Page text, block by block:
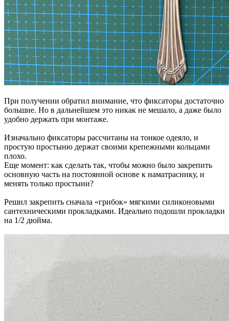
При получении обратил внимание, что фиксаторы достаточно
большие. Но в дальнейшем это никак не мешало, а даже было
удобно держать при монтаже.
Изначально фиксаторы рассчитаны на тонкое одеяло, и
простую простыню держат своими крепежными кольцами
плохо.
Еще момент: как сделать так, чтобы можно было закрепить
основную часть на постоянной основе к наматраснику, и
менять только простыни?
Решил закрепить сначала «грибок» мягкими силиконовыми
сантехническими прокладками. Идеально подошли прокладки
на 1/2 дюйма.